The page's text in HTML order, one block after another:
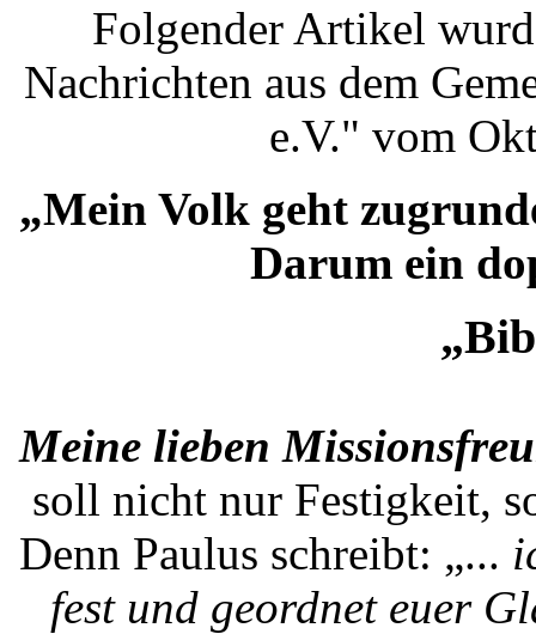
Folgender Artikel
Nachrichten aus dem
e.V." vom
„Mein Volk geht
Darum ein
Meine lieben
soll nicht nur Festigkeit,
Denn Paulus schreibt: „...
fest und geordnet euer